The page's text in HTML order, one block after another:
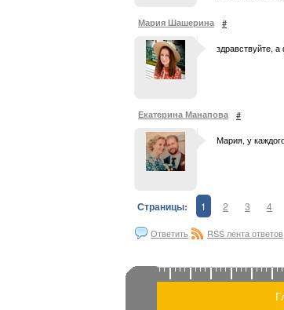
Мария Шашерина #
здравствуйте,
Екатерина Манапова #
Мария, у
Страницы: 1 2 3 4
Ответить RSS лента ответов